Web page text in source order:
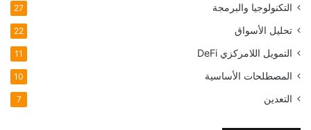
التكنولوجيا والبرمجة 27
تحليل الأسواق 22
التمويل اللامركزي DeFi
11
المصطلحات الأساسية 10
التعدين 7